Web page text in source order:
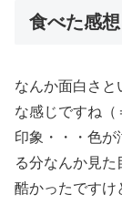
食べた感想
なんか面白さと
な感じですね（
印象・・・色が
る分なんか見た
酷かったですけ